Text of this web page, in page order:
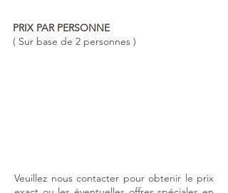
PRIX PAR PERSONNE
( Sur base de 2 personnes )
Veuillez nous contacter pour obtenir le prix